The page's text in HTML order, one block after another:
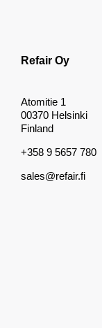
Refair Oy
Atomitie 1
00370 Helsinki
Finland
+358 9 5657 780
sales@refair.fi